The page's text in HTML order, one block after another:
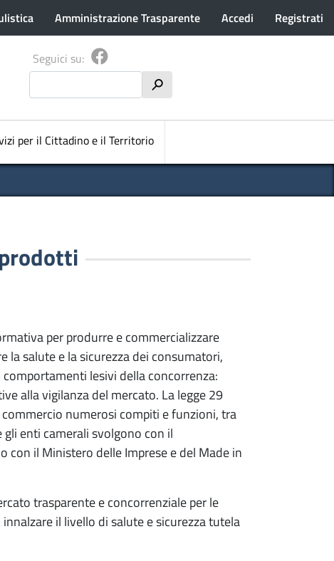
Amministrazione Trasparente Accedi Registrati
Seguici su:
h
per il Cittadino e il Territorio
per produrre e commercializzare
salute e la sicurezza dei consumatori,
lesivi della concorrenza:
alla vigilanza del mercato. La legge 29
numerosi compiti e funzioni, tra
enti camerali svolgono con il
il Ministero delle Imprese e del Made in
trasparente e concorrenziale per le
il livello di salute e sicurezza tutela